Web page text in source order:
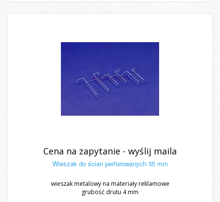
Cena na zapytanie - wyślij maila
Wieszak do ścian perforowanych 35 mm
wieszak metalowy na materiały reklamowe
grubość drutu 4 mm